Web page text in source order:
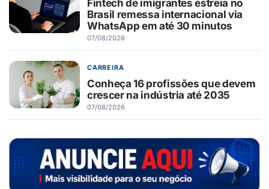
Fintech de imigrantes estreia no
Brasil remessa internacional via
WhatsApp em até 30 minutos
07/08/2026
CARREIRA
Conheça 16 profissões que devem
crescer na indústria até 2035
07/08/2026